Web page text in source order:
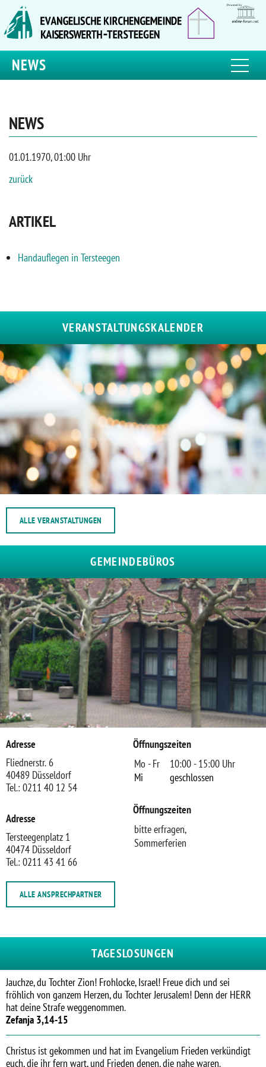
NEWS
NEWS
01.01.1970, 01:00 Uhr
zurück
ARTIKEL
Handauflegen in Tersteegen
VERANSTALTUNGSKALENDER
ALLE VERANSTALTUNGEN
GEMEINDEBÜROS
Adresse
Fliednerstr. 6
40489 Düsseldorf
Tel.: 0211 40 12 54
Adresse
Tersteegenplatz 1
40474 Düsseldorf
Tel.: 0211 43 41 66
Öffnungszeiten
Mo - Fr
10:00 - 15:00 Uhr
Mi
geschlossen
Öffnungszeiten
bitte erfragen,
Sommerferien
ALLE ANSPRECHPARTNER
TAGESLOSUNGEN
Jauchze, du Tochter Zion! Frohlocke, Israel! Freue dich und sei
fröhlich von ganzem Herzen, du Tochter Jerusalem! Denn der HERR
hat deine Strafe weggenommen.
Zefanja 3,14-15
Christus ist gekommen und hat im Evangelium Frieden verkündigt
euch, die ihr fern wart, und Frieden denen, die nahe waren.